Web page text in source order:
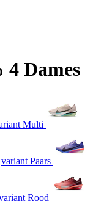
Dames
Multi
variant Paars
Rood